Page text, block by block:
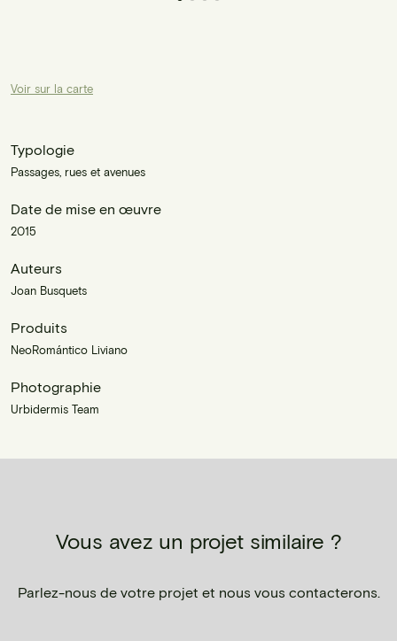
Voir sur la carte
Typologie
Passages, rues et avenues
Date de mise en œuvre
2015
Auteurs
Joan Busquets
Produits
NeoRomántico Liviano
Photographie
Urbidermis Team
Vous avez un projet similaire ?
Parlez-nous de votre projet et nous vous contacterons.